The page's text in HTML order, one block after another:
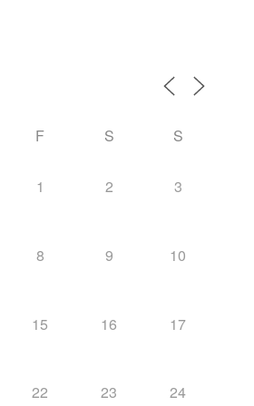
F S S
1 2 3
8 9 10
15 16 17
22 23 24